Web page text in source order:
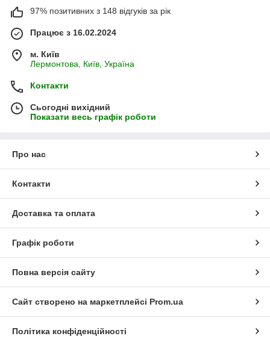
97% позитивних з 148 відгуків за рік
Працює з 16.02.2024
м. Київ
Лермонтова, Київ, Україна
Контакти
Сьогодні вихідний
Показати весь графік роботи
Про нас
Контакти
Доставка та оплата
Графік роботи
Повна версія сайту
Сайт створено на маркетплейсі Prom.ua
Політика конфіденційності